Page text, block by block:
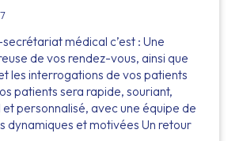
médical c’est : Une
de vos rendez-vous, ainsi que
les interrogations de vos patients
patients sera rapide, souriant,
personnalisé, avec une équipe de
dynamiques et motivées Un retour